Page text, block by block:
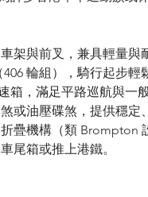
車架與前叉，兼具輕量與
406 輪組），騎行起步輕
箱，滿足平路巡航與一
煞或油壓碟煞，提供穩定
折疊機構（類 Brompton
尾箱或推上港鐵。